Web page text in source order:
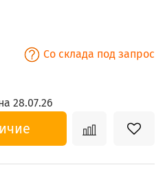
Со склада под запрос
28.07.26